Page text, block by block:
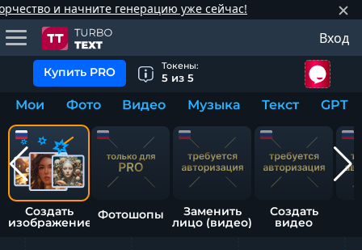
и начните генерацию уже сейчас!
материалы
биржи
пользователи
эфир
на сайте
сообщения
по форуму
Вход
Купить PRO Токены:
5 из 5
Мои Фото Видео Музыка Текст GPT
Создать
изображение
Фотошопы Заменить
лицо (видео)
Создать
видео